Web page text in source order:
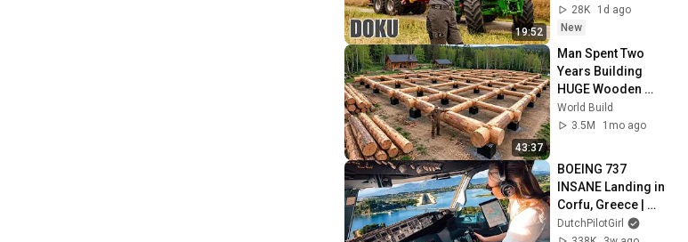
19:52
28K
1d ago
New
43:37
Man Spent Two
Years Building
HUGE Wooden
House for his
Family | Start to
@bjornbrenton
World Build
3.5M
1mo ago
BOEING 737
INSANE Landing in
Corfu, Greece |
Runway 34 | Cockpit
DutchPilotGirl